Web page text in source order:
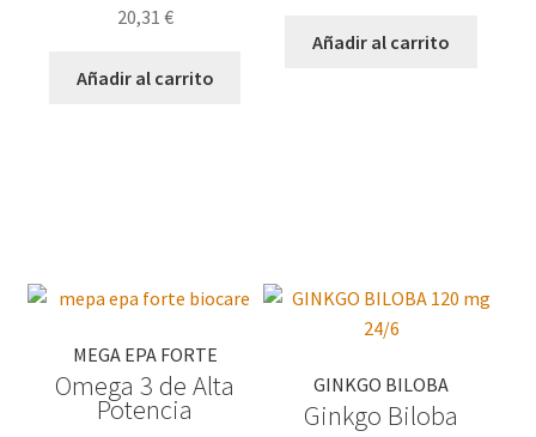
20,31 €
Añadir al carrito
Añadir al carrito
MEGA EPA FORTE
Omega 3 de Alta
Potencia
GINKGO BILOBA
Ginkgo Biloba